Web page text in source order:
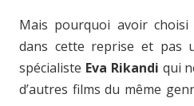
Mais pourquoi avoir choisi
dans cette reprise et pas
spécialiste Eva Rikandi qui
d’autres films du même